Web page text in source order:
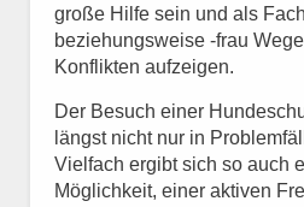
große Hilfe sein und als
beziehungsweise -frau
Konflikten aufzeigen.
Der Besuch einer
längst nicht nur in
Vielfach ergibt sich so auch
Möglichkeit, einer aktiven